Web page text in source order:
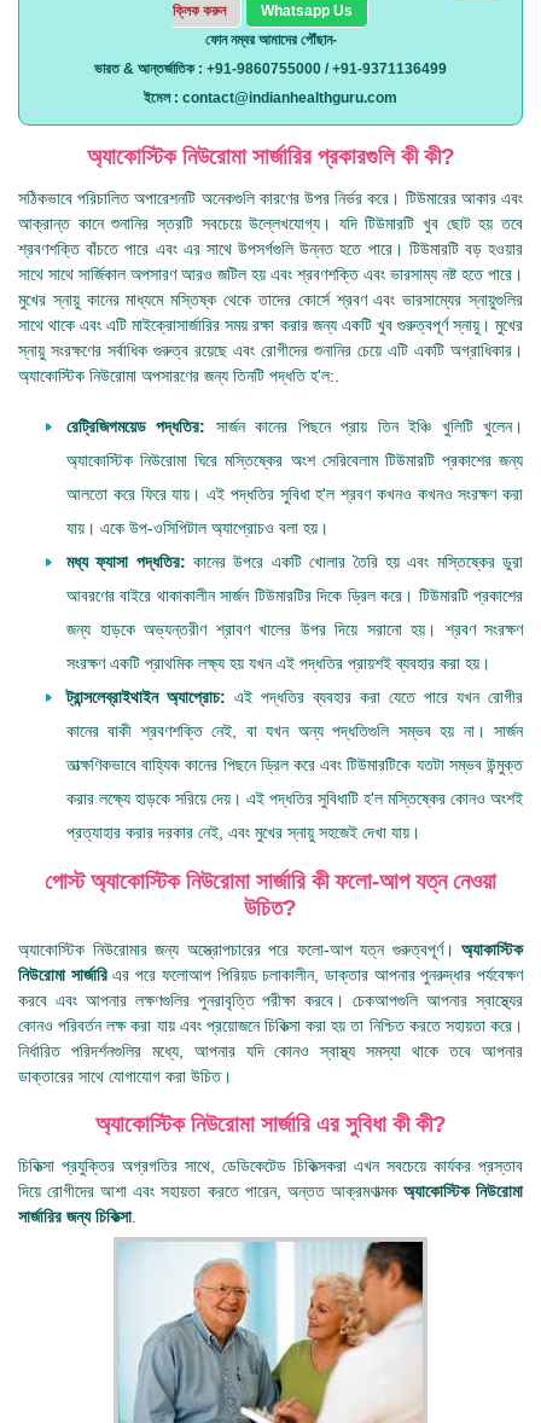
ক্লিক করুন
Whatsapp Us
ফোন নম্বর আমাদের পৌঁছান-
ভারত & আন্তর্জাতিক : +91-9860755000 / +91-9371136499
ইমেল : contact@indianhealthguru.com
অ্যাকোস্টিক নিউরোমা সার্জারির প্রকারগুলি কী কী?
সঠিকভাবে পরিচালিত অপারেশনটি অনেকগুলি কারণের উপর নির্ভর করে। টিউমারের আকার এবং
আক্রান্ত কানে শুনানির স্তরটি সবচেয়ে উল্লেখযোগ্য। যদি টিউমারটি খুব ছোট হয় তবে
শ্রবণশক্তি বাঁচতে পারে এবং এর সাথে উপসর্গগুলি উন্নত হতে পারে। টিউমারটি বড় হওয়ার
সাথে সাথে সার্জিকাল অপসারণ আরও জটিল হয় এবং শ্রবণশক্তি এবং ভারসাম্য নষ্ট হতে পারে।
মুখের স্নায়ু কানের মাধ্যমে মস্তিষ্ক থেকে তাদের কোর্সে শ্রবণ এবং ভারসাম্যের স্নায়ুগুলির
সাথে থাকে এবং এটি মাইক্রোসার্জারির সময় রক্ষা করার জন্য একটি খুব গুরুত্বপূর্ণ স্নায়ু। মুখের
স্নায়ু সংরক্ষণের সর্বাধিক গুরুত্ব রয়েছে এবং রোগীদের শুনানির চেয়ে এটি একটি অগ্রাধিকার।
অ্যাকোস্টিক নিউরোমা অপসারণের জন্য তিনটি পদ্ধতি হ'ল:.
রেট্রিজিগময়েড পদ্ধতির: সার্জন কানের পিছনে প্রায় তিন ইঞ্চি খুলিটি খুলেন।
অ্যাকোস্টিক নিউরোমা ঘিরে মস্তিষ্কের অংশ সেরিবেলাম টিউমারটি প্রকাশের জন্য
আলতো করে ফিরে যায়। এই পদ্ধতির সুবিধা হ'ল শ্রবণ কখনও কখনও সংরক্ষণ করা
যায়। একে উপ-ওসিপিটাল অ্যাপ্রোচও বলা হয়।
মধ্য ফ্যাসা পদ্ধতির: কানের উপরে একটি খোলার তৈরি হয় এবং মস্তিষ্কের ডুরা
আবরণের বাইরে থাকাকালীন সার্জন টিউমারটির দিকে ড্রিল করে। টিউমারটি প্রকাশের
জন্য হাড়কে অভ্যন্তরীণ শ্রাবণ খালের উপর দিয়ে সরানো হয়। শ্রবণ সংরক্ষণ
সংরক্ষণ একটি প্রাথমিক লক্ষ্য হয় যখন এই পদ্ধতির প্রায়শই ব্যবহার করা হয়।
ট্রান্সলেব্রাইথাইন অ্যাপ্রোচ: এই পদ্ধতির ব্যবহার করা যেতে পারে যখন রোগীর
কানের বাকী শ্রবণশক্তি নেই, বা যখন অন্য পদ্ধতিগুলি সম্ভব হয় না। সার্জন
তাত্ক্ষণিকভাবে বাহ্যিক কানের পিছনে ড্রিল করে এবং টিউমারটিকে যতটা সম্ভব উন্মুক্ত
করার লক্ষ্যে হাড়কে সরিয়ে দেয়। এই পদ্ধতির সুবিধাটি হ'ল মস্তিষ্কের কোনও অংশই
প্রত্যাহার করার দরকার নেই, এবং মুখের স্নায়ু সহজেই দেখা যায়।
পোস্ট অ্যাকোস্টিক নিউরোমা সার্জারি কী ফলো-আপ যত্ন নেওয়া
উচিত?
অ্যাকোস্টিক নিউরোমার জন্য অস্ত্রোপচারের পরে ফলো-আপ যত্ন গুরুত্বপূর্ণ। অ্যাকাস্টিক
নিউরোমা সার্জারিএর পরে ফলোআপ পিরিয়ড চলাকালীন, ডাক্তার আপনার পুনরুদ্ধার পর্যবেক্ষণ
করবে এবং আপনার লক্ষণগুলির পুনরাবৃত্তি পরীক্ষা করবে। চেকআপগুলি আপনার স্বাস্থ্যের
কোনও পরিবর্তন লক্ষ করা যায় এবং প্রয়োজনে চিকিত্সা করা হয় তা নিশ্চিত করতে সহায়তা করে।
নির্ধারিত পরিদর্শনগুলির মধ্যে, আপনার যদি কোনও স্বাস্থ্য সমস্যা থাকে তবে আপনার
ডাক্তারের সাথে যোগাযোগ করা উচিত।
অ্যাকোস্টিক নিউরোমা সার্জারি এর সুবিধা কী কী?
চিকিত্সা প্রযুক্তির অগ্রগতির সাথে, ডেডিকেটেড চিকিত্সকরা এখন সবচেয়ে কার্যকর প্রস্তাব
দিয়ে রোগীদের আশা এবং সহায়তা করতে পারেন, অন্তত আক্রমণাত্মক অ্যাকোস্টিক নিউরোমা
সার্জারির জন্য চিকিত্সা.